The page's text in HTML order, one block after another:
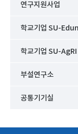
연구지원사업
학교기업 SU-
학교기업 SU-AgRI
부설연구소
공통기기실